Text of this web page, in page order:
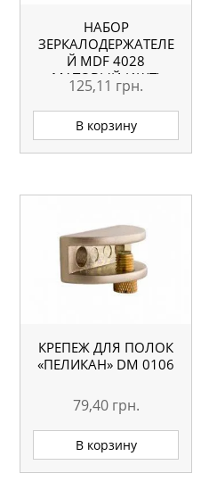
НАБОР
ЗЕРКАЛОДЕРЖАТЕЛЕ
Й MDF 4028
МАТОВЫЙ (4ШТ)
125,11 грн.
В корзину
КРЕПЕЖ ДЛЯ ПОЛОК
«ПЕЛИКАН» DM 0106
79,40 грн.
В корзину